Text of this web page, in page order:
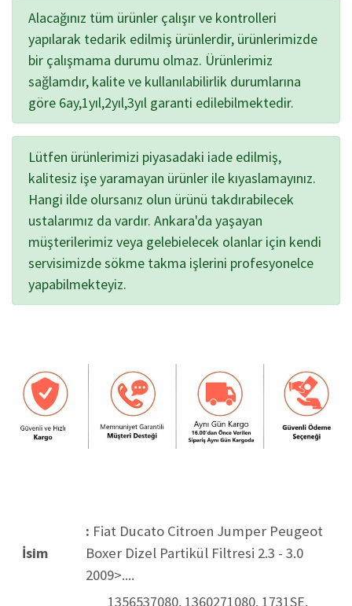
Alacağınız tüm ürünler çalışır ve kontrolleri
yapılarak tedarik edilmiş ürünlerdir, ürünlerimizde
bir çalışmama durumu olmaz. Ürünlerimiz
sağlamdır, kalite ve kullanılabilirlik durumlarına
göre 6ay,1yıl,2yıl,3yıl garanti edilebilmektedir.
Lütfen ürünlerimizi piyasadaki iade edilmiş,
kalitesiz işe yaramayan ürünler ile kıyaslamayınız.
Hangi ilde olursanız olun ürünü takdırabilecek
ustalarımız da vardır. Ankara'da yaşayan
müşterilerimiz veya gelebielecek olanlar için kendi
servisimizde sökme takma işlerini profesyonelce
yapabilmekteyiz.
İsim
: Fiat Ducato Citroen Jumper Peugeot
Boxer Dizel Partikül Filtresi 2.3 - 3.0
2009>....
1356537080, 1360271080, 1731SE,